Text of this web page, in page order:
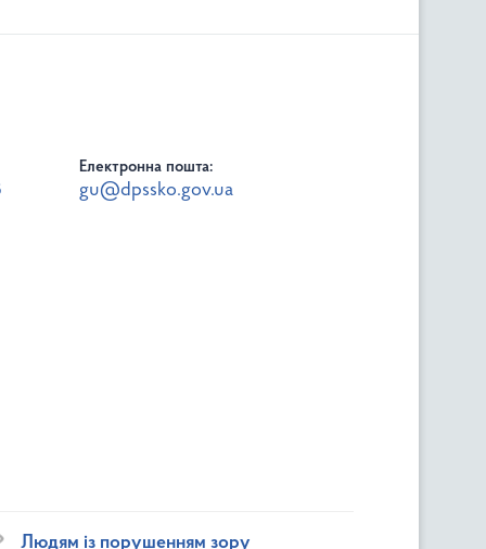
Електронна пошта:
gu@dpssko.gov.ua
Людям із порушенням зору